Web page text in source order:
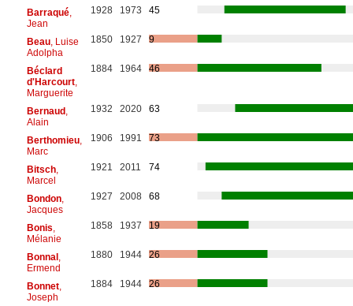
Barraqué,
Jean
1928 1973 45
Beau, Luise
Adolpha
1850 1927 9
Béclard
d'Harcourt,
Marguerite
1884 1964 46
Bernaud,
Alain
1932 2020 63
Berthomieu,
Marc
1906 1991 73
Bitsch,
Marcel
1921 2011 74
Bondon,
Jacques
1927 2008 68
Bonis
Mélanie
1858 1937 19
Bonnal,
Ermend
1880 1944 26
Bonnet,
Joseph
1884 1944 26